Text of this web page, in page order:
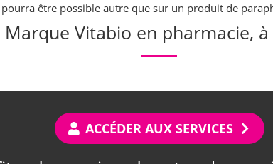
pourra être possible autre que sur un produit de
Marque Vitabio en pharmacie, à
ACCÉDER AUX SERVICES